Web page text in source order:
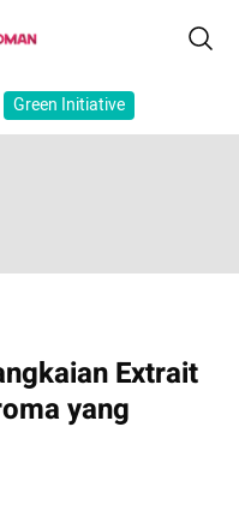
Green Initiative
Extrait
yang